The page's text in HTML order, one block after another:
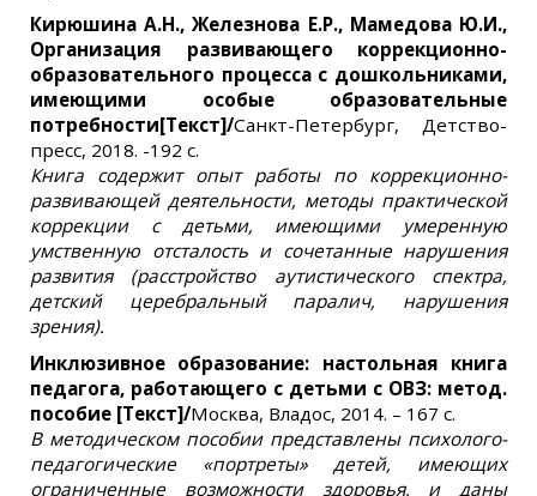
Кирюшина А.Н., Железнова Е.Р., Мамедова Ю.И.,
Организация развивающего коррекционно-
образовательного процесса с дошкольниками,
имеющими особые образовательные
потребности[Текст]/Санкт-Петербург, Детство-
пресс, 2018. -192 с.
Книга содержит опыт работы по коррекционно-
развивающей деятельности, методы практической
коррекции с детьми, имеющими умеренную
умственную отсталость и сочетанные нарушения
развития (расстройство аутистического спектра,
детский церебральный паралич, нарушения
зрения).
Инклюзивное образование: настольная книга
педагога, работающего с детьми с ОВЗ: метод.
пособие [Текст]/Москва, Владос, 2014. – 167 с.
В методическом пособии представлены психолого-
педагогические «портреты» детей, имеющих
ограниченные возможности здоровья, и даны